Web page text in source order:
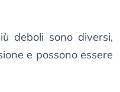
deboli sono diversi,
e possono essere